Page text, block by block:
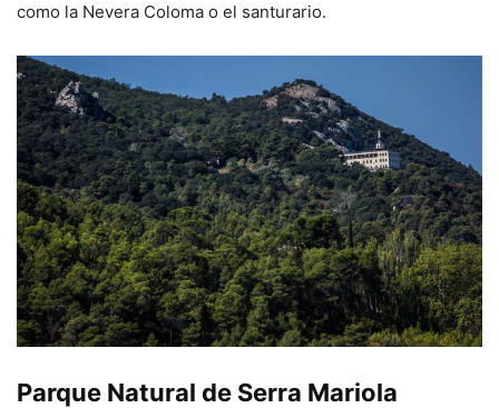
como la Nevera Coloma o el santurario.
Parque Natural de Serra Mariola